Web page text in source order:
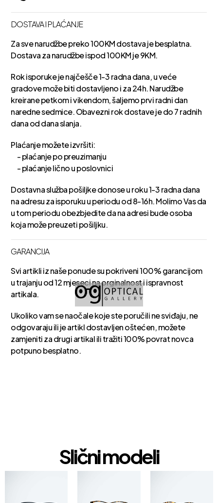
DOSTAVA I PLAĆANJE
Za sve narudžbe preko 100KM dostava je besplatna.
Dostava za narudžbe ispod 100KM je 9KM.
Rok isporuke je najčešče 1-3 radna dana, u veće
gradove može biti dostavljeno i za 24h. Narudžbe
kreirane petkom i vikendom, šaljemo prvi radni dan
naredne sedmice. Obavezni rok dostave je do 7 radnih
dana od dana slanja.
Plaćanje možete izvršiti:
- plaćanje po preuzimanju
- plaćanje lično u poslovnici
Dostavna služba pošiljke donose u roku 1-3 radna dana
na adresu za isporuku u periodu od 8-16h. Molimo Vas da
u tom periodu obezbjedite da na adresi bude osoba
koja može preuzeti pošiljku.
GARANCIJA
Svi artikli iz naše ponude su pokriveni 100% garancijom
u trajanju od 12 mjeseci na orginalnost i ispravnost
artikala.
Ukoliko vam se naočale koje ste poručili ne sviđaju, ne
odgovaraju ili je artikl dostavljen oštećen, možete
zamjeniti za drugi artikal ili tražiti 100% povrat novca
potpuno besplatno.
Slični modeli